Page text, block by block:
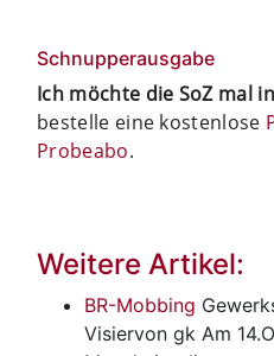
Schnupperausgabe
Ich möchte die SoZ mal
bestelle eine kostenlose
Probeabo.
Weitere Artikel:
BR-Mobbing
Visiervon gk Am